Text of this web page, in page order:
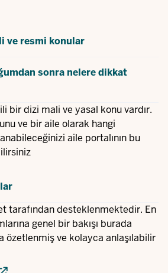
ve resmi konular
sonra nelere dikkat
bir dizi mali ve yasal konu vardır.
ve bir aile olarak hangi
aile portalının bu
tarafından desteklenmektedir. En
genel bir bakışı burada
özetlenmiş ve kolayca anlaşılabilir